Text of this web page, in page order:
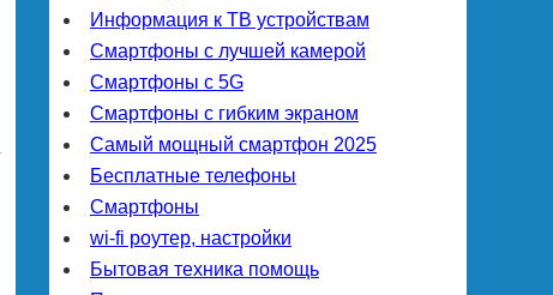
Информация к ТВ устройствам
Смартфоны с лучшей камерой
Смартфоны с 5G
Смартфоны с гибким экраном
Самый мощный смартфон 2025
Бесплатные телефоны
Смартфоны
wi-fi роутер, настройки
Бытовая техника помощь